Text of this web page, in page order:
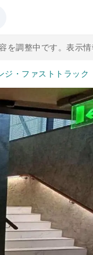
を調整中です。表示
ジ・ファストトラック